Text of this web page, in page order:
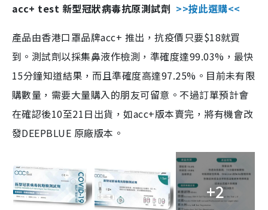
acc+ test 新型冠狀病毒抗原測試劑 >>按此選購<<
產品由香港口罩品牌acc+ 推出，抗疫價只要$18就買
到。測試劑以採集鼻液作檢測，準確度達99.03%，最快
15分鐘知道結果，而且準確度高達97.25%。目前未有限
購數量，需要大量購入的朋友可留意。不過訂單預計會
在確認後10至21日出貨，如acc+版本賣完，將有機會改
發DEEPBLUE 原廠版本。
+2